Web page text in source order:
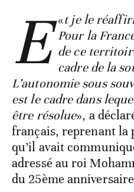
«
E
t je le
Pour la
de ce
cadre de la
L’autonomie sous
est le cadre dans
être résolue», a
français, reprenant
qu’il avait
adressé au roi
du 25ème